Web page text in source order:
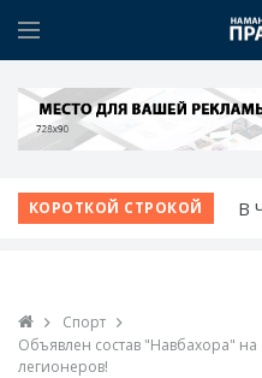
КОРОТКОЙ СТРОКОЙ
В
Спорт
Объявлен состав "Навбахора" на
легионеров!